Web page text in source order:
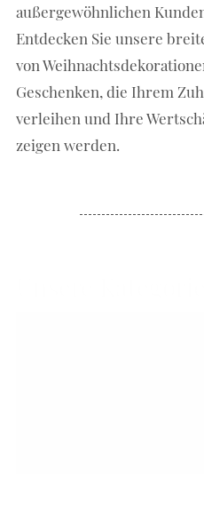
außergewöhnlichen
Entdecken Sie unsere
von
Geschenken, die Ihrem
verleihen und Ihre
zeigen werden.